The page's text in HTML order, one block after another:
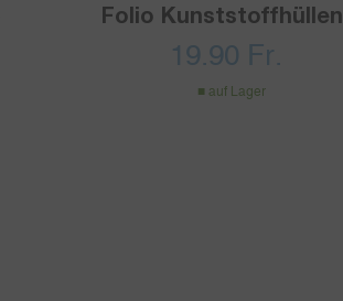
Folio Kunststoffhüllen
19.90 Fr.
auf Lager